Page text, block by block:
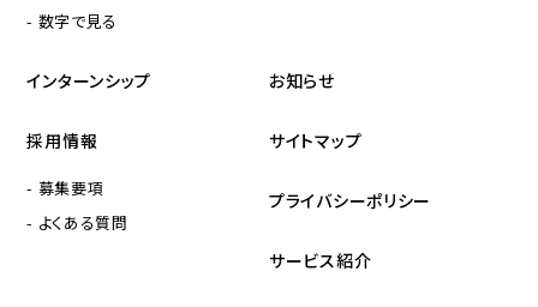
- 数字で見る
インターンシップ お知らせ
採用情報
- 募集要項
- よくある質問
サイトマップ
プライバシーポリシー
サービス紹介